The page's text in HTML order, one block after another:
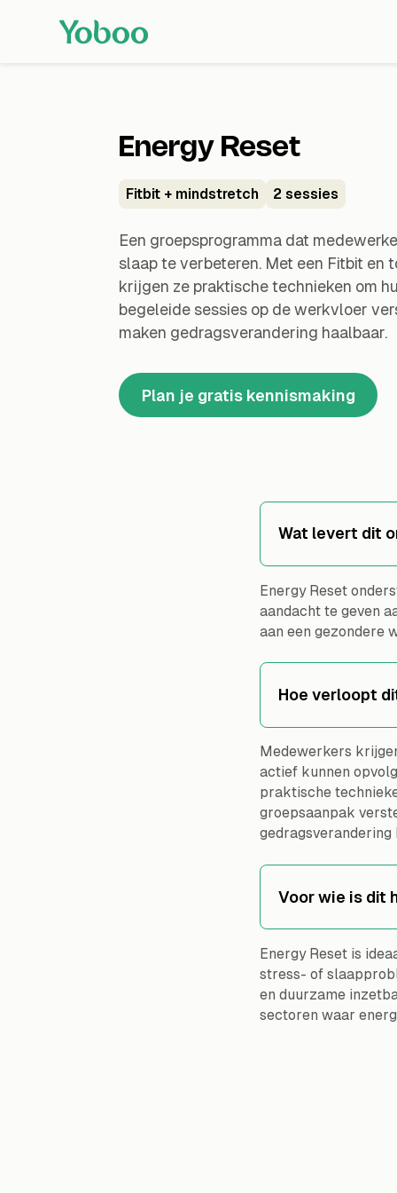
Energy Reset
Fitbit + mindstretch 2 sessies
Een groepsprogramma dat
slaap te verbeteren. Met een Fitbit
krijgen ze praktische technieken om
begeleide sessies op de werkvloer
maken gedragsverandering haalbaar.
Plan je gratis kennismaking
Wat levert dit
Energy Reset
aandacht te geven
aan een gezondere
Hoe verloopt
Medewerkers
actief kunnen
praktische
groepsaanpak
Voor wie is dit
Energy Reset is
stress- of
en duurzame
sectoren waar